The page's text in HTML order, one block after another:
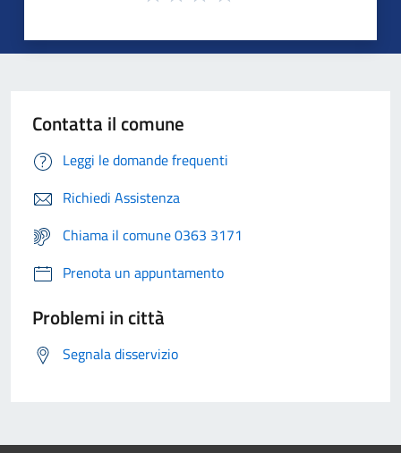
Contatta il comune
Leggi le domande frequenti
Richiedi Assistenza
Chiama il comune 0363 3171
Prenota un appuntamento
Problemi in città
Segnala disservizio